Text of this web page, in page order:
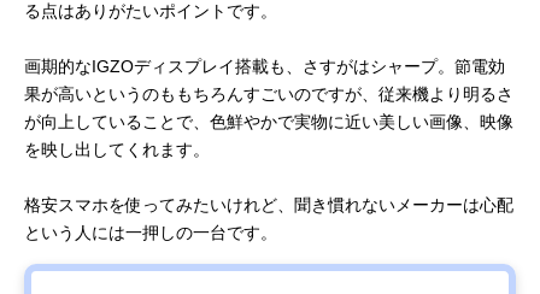
る点はありがたいポイントです。
画期的なIGZOディスプレイ搭載も、さすがはシャープ。節電効
果が高いというのももちろんすごいのですが、従来機より明るさ
が向上していることで、色鮮やかで実物に近い美しい画像、映像
を映し出してくれます。
格安スマホを使ってみたいけれど、聞き慣れないメーカーは心配
という人には一押しの一台です。